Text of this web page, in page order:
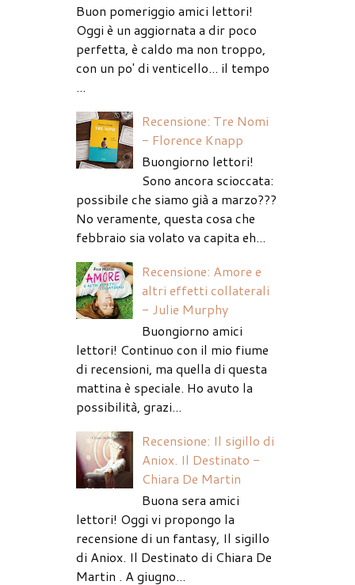
Buon pomeriggio amici lettori!
Oggi è un aggiornata a dir poco
perfetta, è caldo ma non troppo,
con un po' di venticello... il tempo
...
Recensione: Tre Nomi
- Florence Knapp
Buongiorno lettori!
Sono ancora scioccata:
possibile che siamo già a marzo???
No veramente, questa cosa che
febbraio sia volato va capita eh...
Recensione: Amore e
altri effetti collaterali
- Julie Murphy
Buongiorno amici
lettori! Continuo con il mio fiume
di recensioni, ma quella di questa
mattina è speciale. Ho avuto la
possibilità, grazi...
Recensione: Il sigillo di
Aniox. Il Destinato -
Chiara De Martin
Buona sera amici
lettori! Oggi vi propongo la
recensione di un fantasy, Il sigillo
di Aniox. Il Destinato di Chiara De
Martin . A giugno...